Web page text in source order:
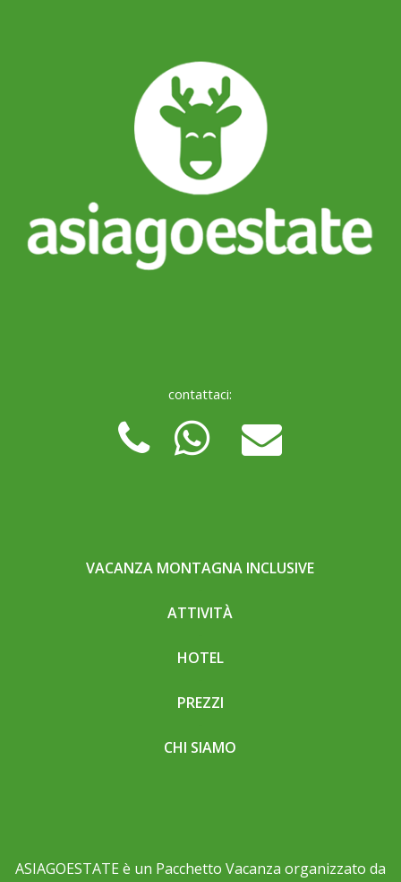
contattaci:
VACANZA MONTAGNA INCLUSIVE
ATTIVITÀ
HOTEL
PREZZI
CHI SIAMO
ASIAGOESTATE è un Pacchetto Vacanza organizzato da